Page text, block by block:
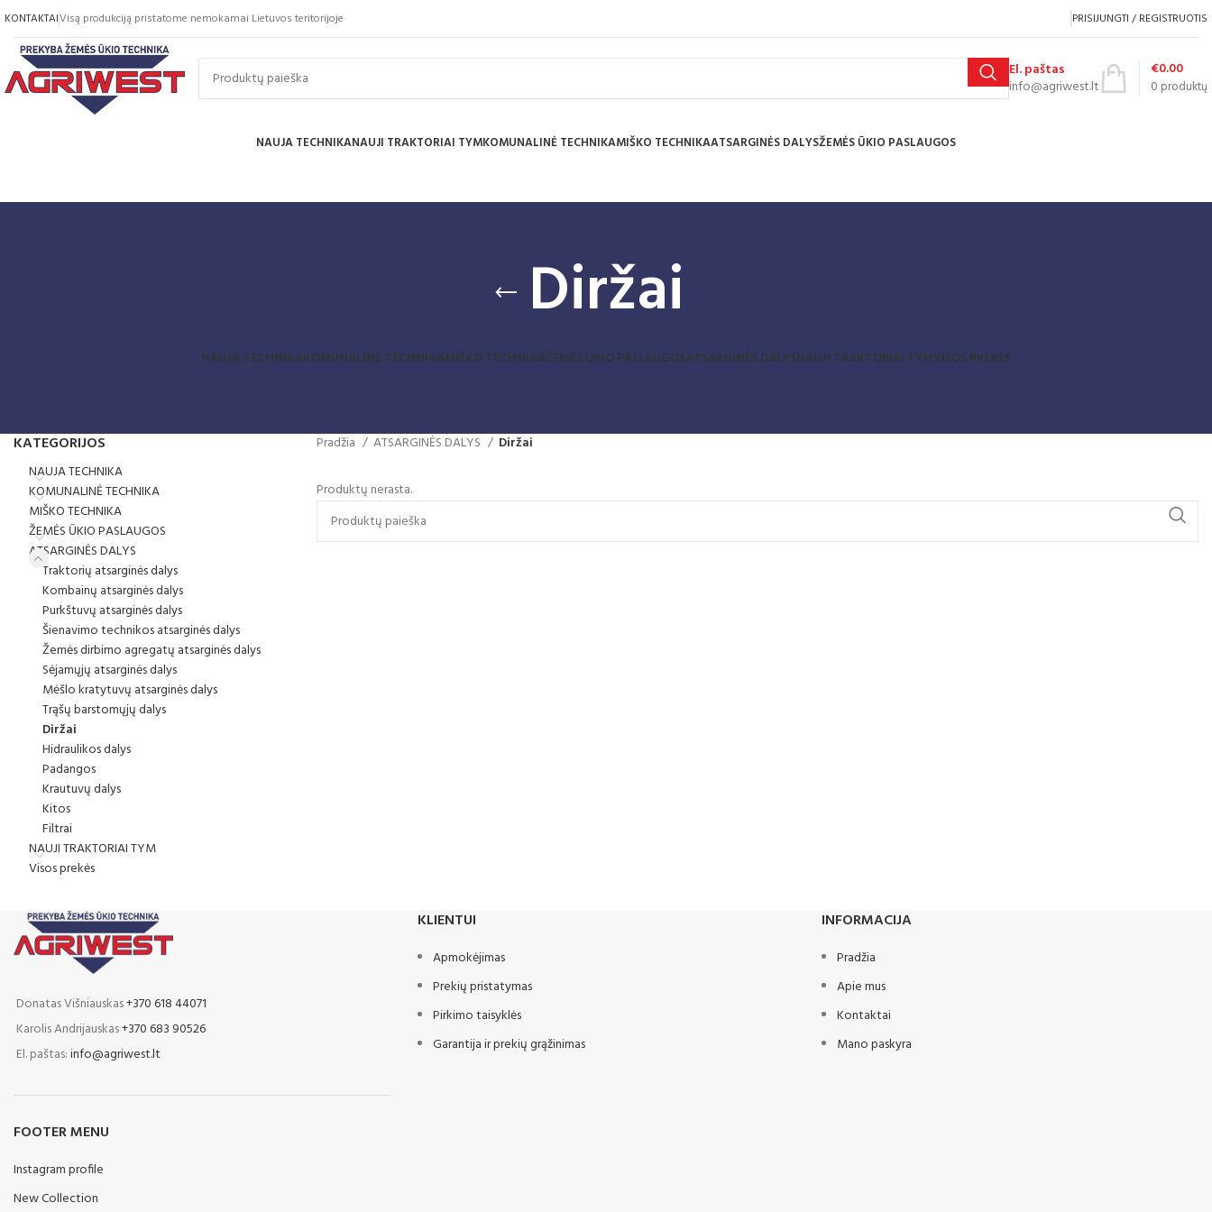
KONTAKTAIVisą produkciją pristatome nemokamai Lietuvos teritorijoje PRISIJUNGTI / REGISTRUOTIS
El. paštas
info@agriwest.lt
0 produktų
€0.00
NAUJA TECHNIKANAUJI TRAKTORIAI TYMKOMUNALINĖ TECHNIKAMIŠKO TECHNIKAATSARGINĖS DALYSŽEMĖS ŪKIO PASLAUGOS
Diržai
NAUJA TECHNIKAKOMUNALINĖ TECHNIKAMIŠKO TECHNIKAŽEMĖS ŪKIO PASLAUGOSATSARGINĖS DALYSNAUJI TRAKTORIAI TYMVISOS PREKĖS
KATEGORIJOS
NAUJA TECHNIKA
KOMUNALINĖ TECHNIKA
MIŠKO TECHNIKA
ŽEMĖS ŪKIO PASLAUGOS
ATSARGINĖS DALYS
Traktorių atsarginės dalys
Kombainų atsarginės dalys
Purkštuvų atsarginės dalys
Šienavimo technikos atsarginės dalys
Žemės dirbimo agregatų atsarginės dalys
Sėjamųjų atsarginės dalys
Mėšlo kratytuvų atsarginės dalys
Trąšų barstomųjų dalys
Diržai
Hidraulikos dalys
Padangos
Krautuvų dalys
Kitos
Filtrai
NAUJI TRAKTORIAI TYM
Visos prekės
Pradžia ATSARGINĖS DALYS Diržai
Produktų nerasta.
Donatas Višniauskas+370 618 44071
Karolis Andrijauskas+370 683 90526
El. paštas:info@agriwest.lt
FOOTER MENU
Instagram profile
New Collection
KLIENTUI
Apmokėjimas
Prekių pristatymas
Pirkimo taisyklės
Garantija ir prekių grąžinimas
INFORMACIJA
Pradžia
Apie mus
Kontaktai
Mano paskyra